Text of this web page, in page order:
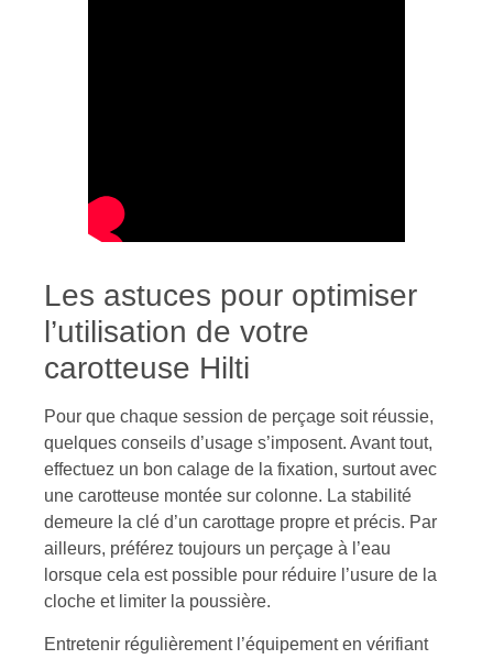
Les astuces pour optimiser
l’utilisation de votre
carotteuse Hilti
Pour que chaque session de perçage soit réussie,
quelques conseils d’usage s’imposent. Avant tout,
effectuez un bon calage de la fixation, surtout avec
une carotteuse montée sur colonne. La stabilité
demeure la clé d’un carottage propre et précis. Par
ailleurs, préférez toujours un perçage à l’eau
lorsque cela est possible pour réduire l’usure de la
cloche et limiter la poussière.
Entretenir régulièrement l’équipement en vérifiant